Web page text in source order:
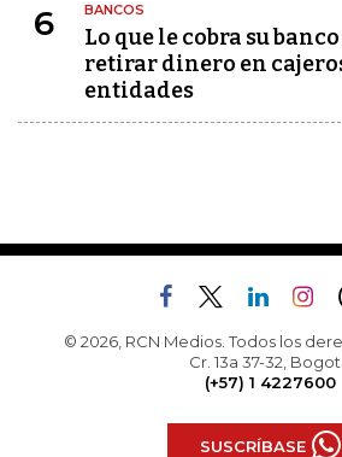
6 BANCOS
Lo que le cobra su
retirar dinero en
entidades
© 2026, RCN Medios. Todos los
Cr. 13a 37-32,
(+57) 1 4227600
SUSCRÍBASE